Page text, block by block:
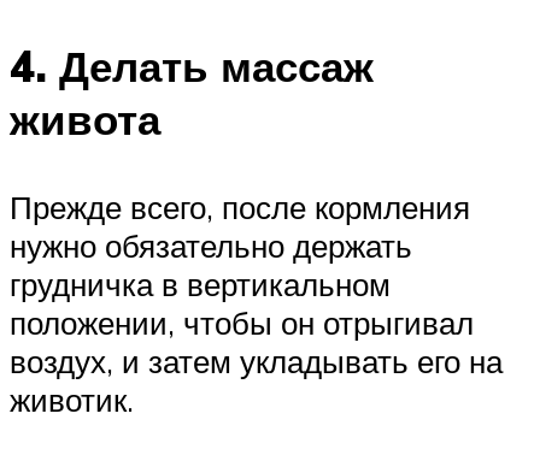
4. Делать массаж
живота
Прежде всего, после кормления
нужно обязательно держать
грудничка в вертикальном
положении, чтобы он отрыгивал
воздух, и затем укладывать его на
животик.